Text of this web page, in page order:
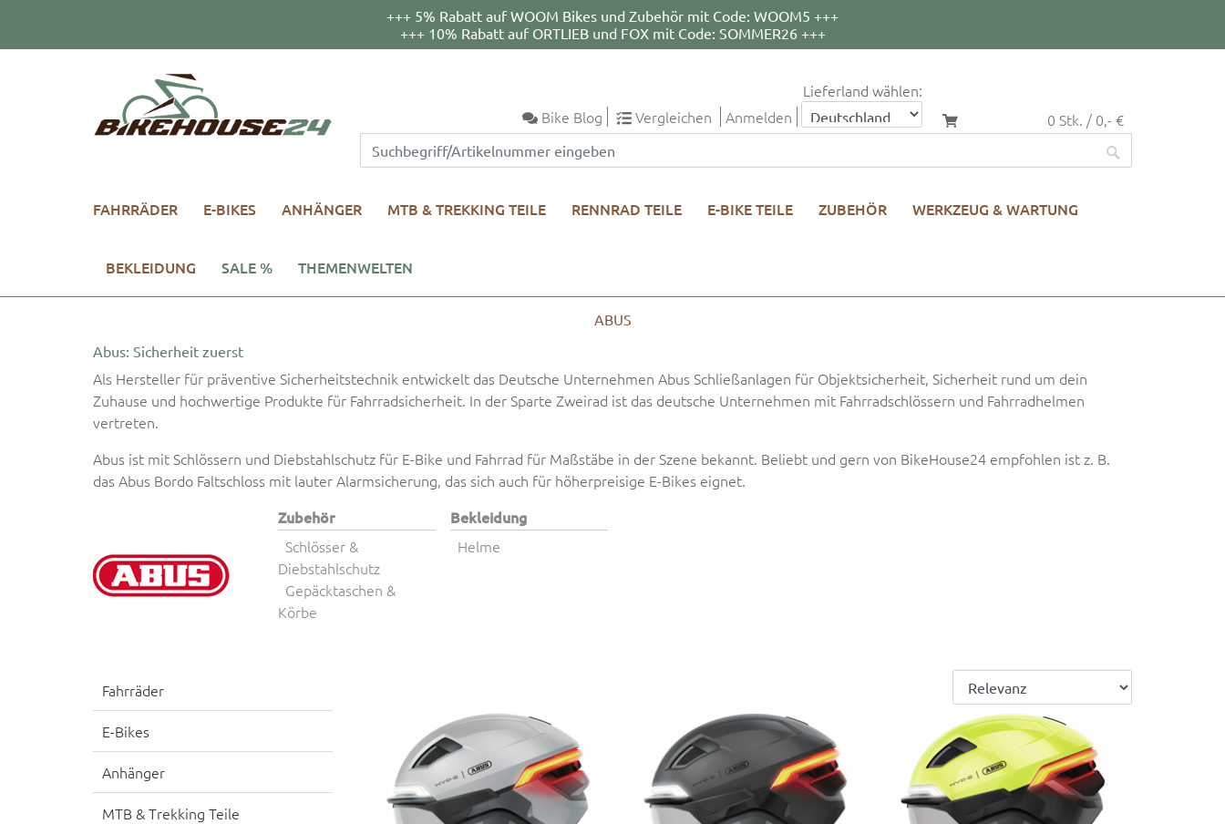
+++ 5% Rabatt auf WOOM Bikes und Zubehör mit Code: WOOM5 +++
+++ 10% Rabatt auf ORTLIEB und FOX mit Code: SOMMER26 +++
Bike Blog Vergleichen Anmelden
Lieferland wählen:
0 Stk. / 0,- €
FAHRRÄDER E-BIKES ANHÄNGER MTB & TREKKING TEILE RENNRAD TEILE E-BIKE TEILE ZUBEHÖR WERKZEUG & WARTUNG
BEKLEIDUNG SALE % THEMENWELTEN
ABUS
Abus: Sicherheit zuerst
Als Hersteller für präventive Sicherheitstechnik entwickelt das Deutsche Unternehmen Abus Schließanlagen für Objektsicherheit, Sicherheit rund um dein
Zuhause und hochwertige Produkte für Fahrradsicherheit. In der Sparte Zweirad ist das deutsche Unternehmen mit Fahrradschlössern und Fahrradhelmen
vertreten.
Abus ist mit Schlössern und Diebstahlschutz für E-Bike und Fahrrad für Maßstäbe in der Szene bekannt. Beliebt und gern von BikeHouse24 empfohlen ist z. B.
das Abus Bordo Faltschloss mit lauter Alarmsicherung, das sich auch für höherpreisige E-Bikes eignet.
Zubehör
Schlösser &
Diebstahlschutz
Gepäcktaschen &
Körbe
Bekleidung
Helme
Fahrräder
E-Bikes
Anhänger
MTB & Trekking Teile